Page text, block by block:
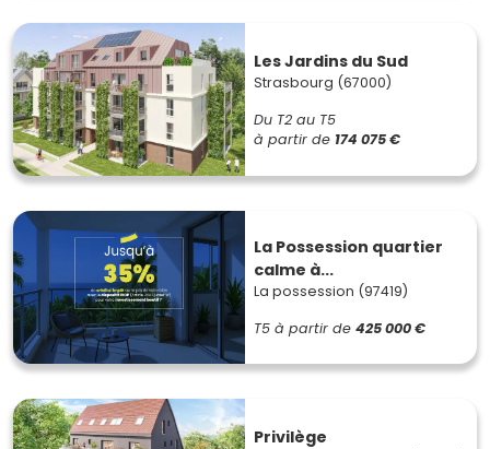
Les Jardins du Sud
Strasbourg (67000)
Du T2 au T5
à partir de 174 075 €
La Possession quartier
calme à...
La possession (97419)
T5 à partir de 425 000 €
Privilège